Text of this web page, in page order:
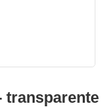
transparente